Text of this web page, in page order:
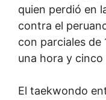
quien perdió en
contra el
con parciales de
una hora y
El taekwondo